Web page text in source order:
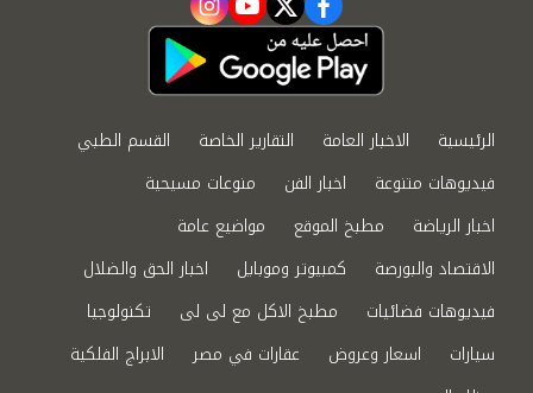
facebook
twitter
youtube
instagram
الرئيسية الاخبار العامة التقارير الخاصة
القسم الطبي
فيديوهات متنوعة
اخبار الفن
منوعات مسيحية
اخبار الرياضة
مطبخ الموقع
مواضيع عامة
الاقتصاد والبورصة
كمبيوتر وموبايل
اخبار الحق والضلال
فيديوهات فضائيات
مطبخ الاكل مع لى لى
تكنولوجيا
سيارات
اسعار وعروض عقارات في مصر
الابراج الفلكية